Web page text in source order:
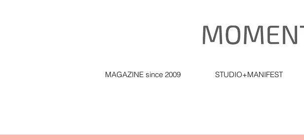
MAGAZINE since 2009 STUDIO+MANIFEST